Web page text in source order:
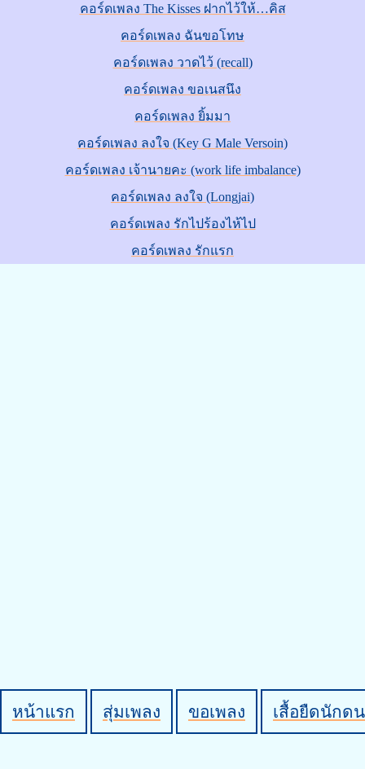
คอร์ดเพลง The Kisses ฝากไว้ให้…คิส
คอร์ดเพลง ฉันขอโทษ
คอร์ดเพลง วาดไว้ (recall)
คอร์ดเพลง ขอเนสนึง
คอร์ดเพลง ยิ้มมา
คอร์ดเพลง ลงใจ (Key G Male Versoin)
คอร์ดเพลง เจ้านายคะ (work life imbalance)
คอร์ดเพลง ลงใจ (Longjai)
คอร์ดเพลง รักไปร้องไห้ไป
คอร์ดเพลง รักแรก
หน้าแรก สุ่มเพลง ขอเพลง เสื้อยืดนักด